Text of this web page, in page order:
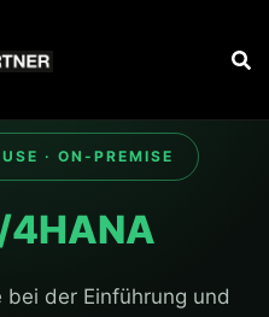
· ON-PREMISE
4HANA
bei der Einführung und